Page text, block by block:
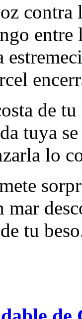
contra
entre
de tu
tuya
lo
mar
tu